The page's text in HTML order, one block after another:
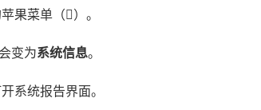
果菜单（）。
变为系统信息。
系统报告界面。